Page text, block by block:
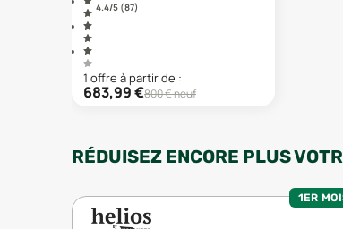
4.4/5 (87)
1 offre à partir de :
683,99€800€ neuf
RÉDUISEZ ENCORE PLUS
1ER